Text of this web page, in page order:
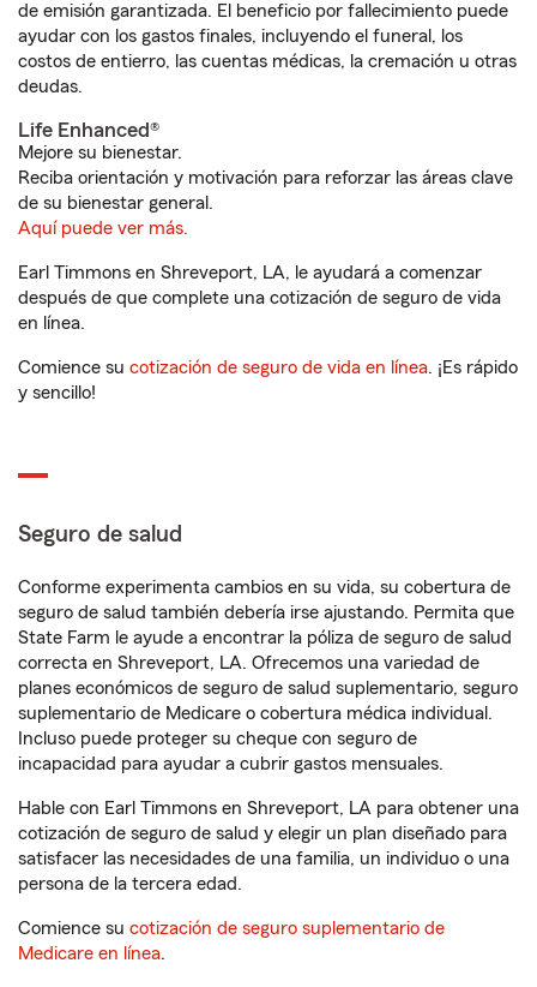
de emisión garantizada. El beneficio por fallecimiento puede
ayudar con los gastos finales, incluyendo el funeral, los
costos de entierro, las cuentas médicas, la cremación u otras
deudas.
Life Enhanced®
Mejore su bienestar.
Reciba orientación y motivación para reforzar las áreas clave
de su bienestar general.
Aquí puede ver más.
Earl Timmons en Shreveport, LA, le ayudará a comenzar
después de que complete una cotización de seguro de vida
en línea.
Comience su cotización de seguro de vida en línea. ¡Es rápido
y sencillo!
Seguro de salud
Conforme experimenta cambios en su vida, su cobertura de
seguro de salud también debería irse ajustando. Permita que
State Farm le ayude a encontrar la póliza de seguro de salud
correcta en Shreveport, LA. Ofrecemos una variedad de
planes económicos de seguro de salud suplementario, seguro
suplementario de Medicare o cobertura médica individual.
Incluso puede proteger su cheque con seguro de
incapacidad para ayudar a cubrir gastos mensuales.
Hable con Earl Timmons en Shreveport, LA para obtener una
cotización de seguro de salud y elegir un plan diseñado para
satisfacer las necesidades de una familia, un individuo o una
persona de la tercera edad.
Comience su cotización de seguro suplementario de
Medicare en línea.